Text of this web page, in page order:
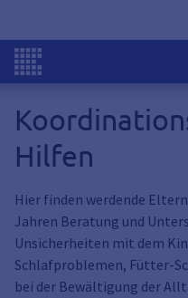
Hilfen
Hier finden werdende
Jahren Beratung und
Unsicherheiten mit dem
Schlafproblemen, Fütter-
bei der Bewältigung der